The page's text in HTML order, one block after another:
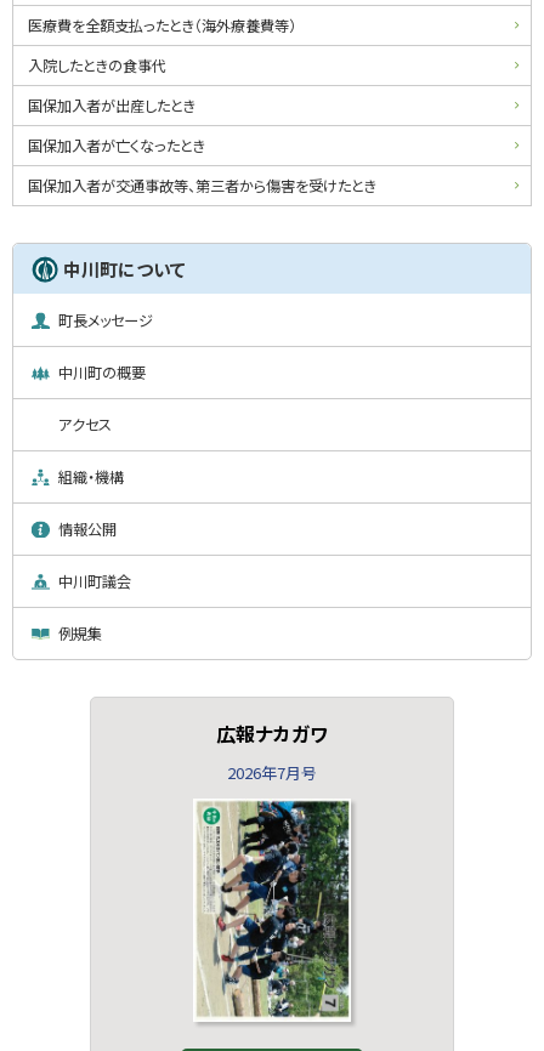
医療費を全額支払ったとき（海外療養費等）
入院したときの食事代
国保加入者が出産したとき
国保加入者が亡くなったとき
国保加入者が交通事故等、第三者から傷害を受けたとき
中川町について
町長メッセージ
中川町の概要
アクセス
組織・機構
情報公開
中川町議会
例規集
広報ナカガワ
2026年7月号